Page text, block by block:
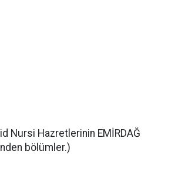
Nursi Hazretlerinin EMİRDAĞ
bölümler.)